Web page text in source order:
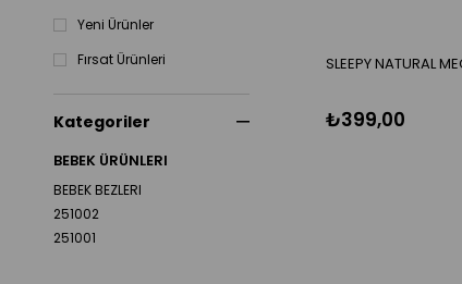
Yeni Ürünler
Fırsat Ürünleri
Kategoriler
BEBEK ÜRÜNLERI
BEBEK BEZLERI
251002
251001
SLEEPY NATURAL
₺399,00